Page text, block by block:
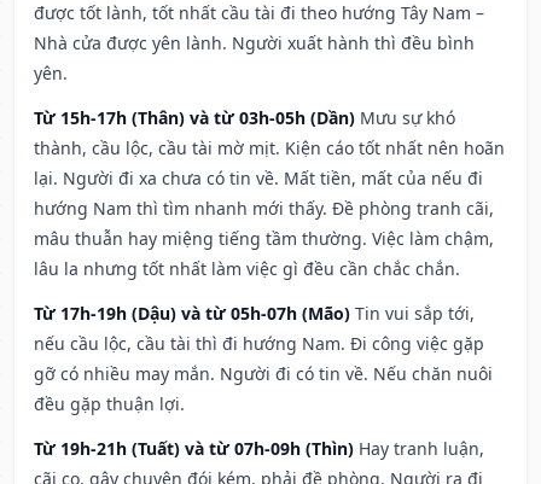
được tốt lành, tốt nhất cầu tài đi theo hướng Tây Nam –
Nhà cửa được yên lành. Người xuất hành thì đều bình
yên.
Từ 15h-17h (Thân) và từ 03h-05h (Dần) Mưu sự khó
thành, cầu lộc, cầu tài mờ mịt. Kiện cáo tốt nhất nên hoãn
lại. Người đi xa chưa có tin về. Mất tiền, mất của nếu đi
hướng Nam thì tìm nhanh mới thấy. Đề phòng tranh cãi,
mâu thuẫn hay miệng tiếng tầm thường. Việc làm chậm,
lâu la nhưng tốt nhất làm việc gì đều cần chắc chắn.
Từ 17h-19h (Dậu) và từ 05h-07h (Mão) Tin vui sắp tới,
nếu cầu lộc, cầu tài thì đi hướng Nam. Đi công việc gặp
gỡ có nhiều may mắn. Người đi có tin về. Nếu chăn nuôi
đều gặp thuận lợi.
Từ 19h-21h (Tuất) và từ 07h-09h (Thìn) Hay tranh luận,
cãi cọ, gây chuyện đói kém, phải đề phòng. Người ra đi